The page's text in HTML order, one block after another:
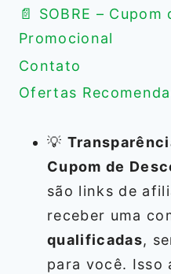
📄 SOBRE –
Promocional
Contato
Ofertas
💡
Cupom de
são links de
receber uma
qualificadas,
para você. Isso